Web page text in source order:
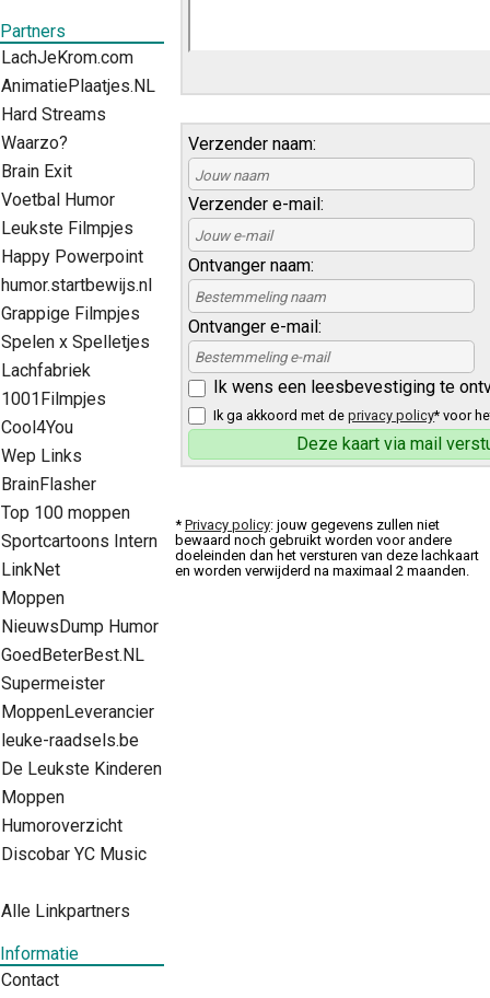
Partners
LachJeKrom.com
AnimatiePlaatjes.NL
Hard Streams
Waarzo?
Brain Exit
Voetbal Humor
Leukste Filmpjes
Happy Powerpoint
humor.startbewijs.nl
Grappige Filmpjes
Spelen x Spelletjes
Lachfabriek
1001Filmpjes
Cool4You
Wep Links
BrainFlasher
Top 100 moppen
Sportcartoons Intern
LinkNet
Moppen
NieuwsDump Humor
GoedBeterBest.NL
Supermeister
MoppenLeverancier
leuke-raadsels.be
De Leukste Kinderen
Moppen
Humoroverzicht
Discobar YC Music
Alle Linkpartners
Informatie
Contact
Verzender naam:
Verzender e-mail:
Ontvanger naam:
Ontvanger e-mail:
Ik wens een leesbevestiging te
Ik ga akkoord met deprivacy policy* voor
* Privacy policy: jouw gegevens zullen niet
bewaard noch gebruikt worden voor andere
doeleinden dan het versturen van deze lachkaart
en worden verwijderd na maximaal 2 maanden.